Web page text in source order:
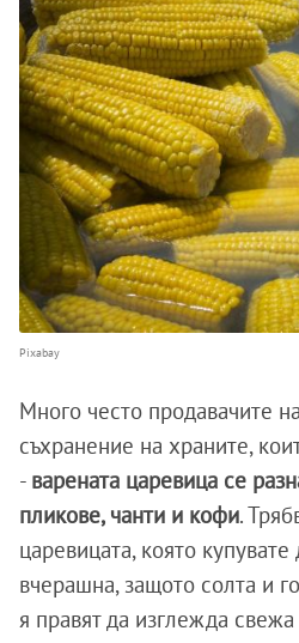
Pixabay
Много често продавачите
съхранение на храните,
- варената царевица се
пликове, чанти и кофи.
царевицата, която
вчерашна, защото солта и
я правят да изглежда